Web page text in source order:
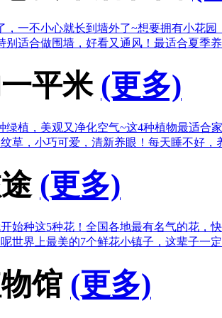
，一不小心就长到墙外了~想要拥有小花园
别适合做围墙，好看又通风！ 最适合夏季
平米 (更多)
绿植，美观又净化空气~这4种植物最适合
草，小巧可爱，清新养眼！ 每天睡不好，
(更多)
始种这5种花！ 全国各地最有名气的花，
世界上最美的7个鲜花小镇子，这辈子一
馆 (更多)